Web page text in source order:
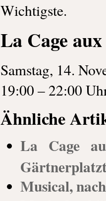
Wichtigste.
La Cage
Samstag, 14.
19:00 – 22:00
Ähnliche
La Cage
Musical,